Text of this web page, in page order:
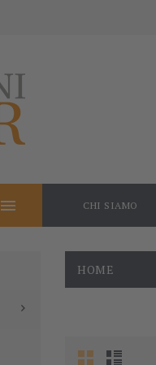
 CHI SIAMO
HOME